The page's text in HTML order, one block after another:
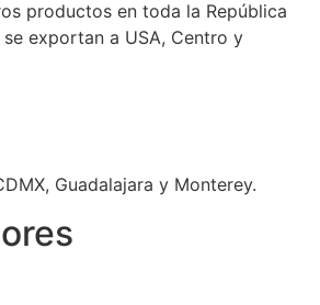
productos en toda la República
exportan a USA, Centro y
Guadalajara y Monterey.